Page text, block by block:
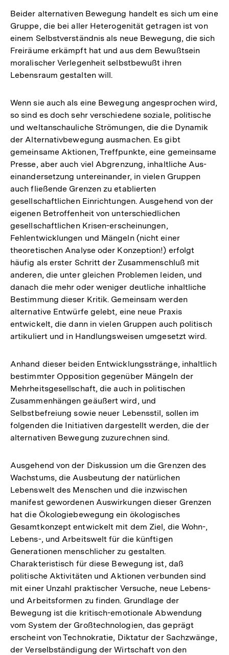
Beider alternativen Bewegung handelt es sich um eine
Gruppe, die bei aller Heterogenität getragen ist von
einem Selbstverständnis als neue Bewegung, die sich
Freiräume erkämpft hat und aus dem Bewußtsein
moralischer Verlegenheit selbstbewußt ihren
Lebensraum gestalten will.
Wenn sie auch als eine Bewegung angesprochen wird,
so sind es doch sehr verschiedene soziale, politische
und weltanschauliche Strömungen, die die Dynamik
der Alternativbewegung ausmachen. Es gibt
gemeinsame Aktionen, Treffpunkte, eine gemeinsame
Presse, aber auch viel Abgrenzung, inhaltliche Aus-
einandersetzung untereinander, in vielen Gruppen
auch fließende Grenzen zu etablierten
gesellschaftlichen Einrichtungen. Ausgehend von der
eigenen Betroffenheit von unterschiedlichen
gesellschaftlichen Krisen-erscheinungen,
Fehlentwicklungen und Mängeln (nicht einer
theoretischen Analyse oder Konzeption!) erfolgt
häufig als erster Schritt der Zusammenschluß mit
anderen, die unter gleichen Problemen leiden, und
danach die mehr oder weniger deutliche inhaltliche
Bestimmung dieser Kritik. Gemeinsam werden
alternative Entwürfe gelebt, eine neue Praxis
entwickelt, die dann in vielen Gruppen auch politisch
artikuliert und in Handlungsweisen umgesetzt wird.
Anhand dieser beiden Entwicklungsstränge, inhaltlich
bestimmter Opposition gegenüber Mängeln der
Mehrheitsgesellschaft, die auch in politischen
Zusammenhängen geäußert wird, und
Selbstbefreiung sowie neuer Lebensstil, sollen im
folgenden die Initiativen dargestellt werden, die der
alternativen Bewegung zuzurechnen sind.
Ausgehend von der Diskussion um die Grenzen des
Wachstums, die Ausbeutung der natürlichen
Lebenswelt des Menschen und die inzwischen
manifest gewordenen Auswirkungen dieser Grenzen
hat die Ökologiebewegung ein ökologisches
Gesamtkonzept entwickelt mit dem Ziel, die Wohn-,
Lebens-, und Arbeitswelt für die künftigen
Generationen menschlicher zu gestalten.
Charakteristisch für diese Bewegung ist, daß
politische Aktivitäten und Aktionen verbunden sind
mit einer Unzahl praktischer Versuche, neue Lebens-
und Arbeitsformen zu finden. Grundlage der
Bewegung ist die kritisch-emotionale Abwendung
vom System der Großtechnologien, das geprägt
erscheint von Technokratie, Diktatur der Sachzwänge,
der Verselbständigung der Wirtschaft von den